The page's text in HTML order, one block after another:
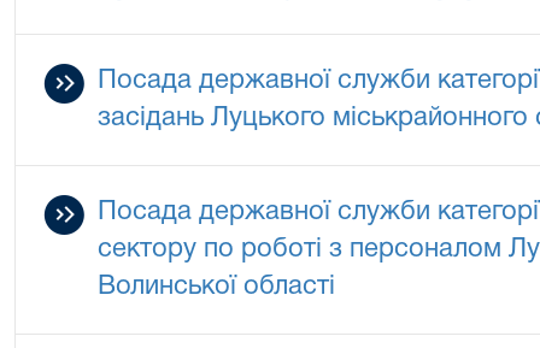
Посада державної служби
засідань Луцького міськрайонного
Посада державної служби
сектору по роботі з персоналом
Волинської області